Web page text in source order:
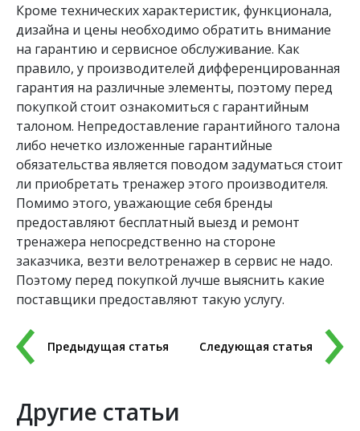
Кроме технических характеристик, функционала,
дизайна и цены необходимо обратить внимание
на гарантию и сервисное обслуживание. Как
правило, у производителей дифференцированная
гарантия на различные элементы, поэтому перед
покупкой стоит ознакомиться с гарантийным
талоном. Непредоставление гарантийного талона
либо нечетко изложенные гарантийные
обязательства является поводом задуматься стоит
ли приобретать тренажер этого производителя.
Помимо этого, уважающие себя бренды
предоставляют бесплатный выезд и ремонт
тренажера непосредственно на стороне
заказчика, везти велотренажер в сервис не надо.
Поэтому перед покупкой лучше выяснить какие
поставщики предоставляют такую услугу.
Предыдущая статья Следующая статья
Другие статьи